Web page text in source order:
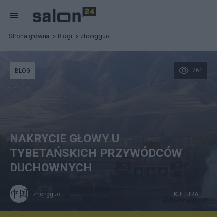
Strona główna Blogi zhongguo
261
BLOG
NAKRYCIE GŁOWY U
TYBETAŃSKICH PRZYWÓDCÓW
DUCHOWNYCH
zhongguo KULTURA